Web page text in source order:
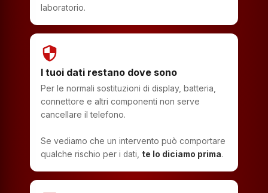
laboratorio.
security
I tuoi dati restano dove sono
Per le normali sostituzioni di display, batteria,
connettore e altri componenti non serve
cancellare il telefono.
Se vediamo che un intervento può comportare
qualche rischio per i dati, te lo diciamo prima.